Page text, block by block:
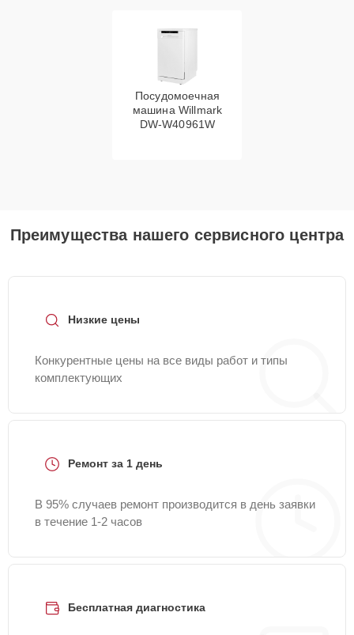
Посудомоечная
машина Willmark
DW-W40961W
Преимущества нашего сервисного центра
Низкие цены
Конкурентные цены на все виды работ и типы
комплектующих
Ремонт за 1 день
В 95% случаев ремонт производится в день заявки
в течение 1-2 часов
Бесплатная диагностика